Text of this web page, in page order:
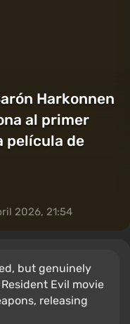
Harkonnen
al primer
película de
2026, 21:54
but genuinely
Evil movie
releasing